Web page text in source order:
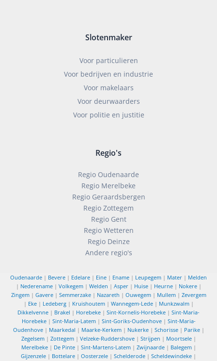
Slotenmaker
Voor particulieren
Voor bedrijven en industrie
Voor makelaars
Voor deurwaarders
Voor politie en justitie
Regio's
Regio Oudenaarde
Regio Merelbeke
Regio Geraardsbergen
Regio Zottegem
Regio Gent
Regio Wetteren
Regio Deinze
Andere regio's
Oudenaarde | Bevere | Edelare | Eine | Ename | Leupegem | Mater | Melden
| Nederename| Volkegem| Welden | Asper| Huise| Heurne| Nokere|
Zingem| Gavere| Semmerzake| Nazareth | Ouwegem| Mullem| Zevergem
| Eke| Ledeberg| Kruishoutem| Wannegem-Lede| Munkzwalm|
Dikkelvenne | Brakel | Horebeke | Sint-Kornelis-Horebeke | Sint-Maria-
Horebeke| Sint-Maria-Latem| Sint-Goriks-Oudenhove| Sint-Maria-
Oudenhove| Maarkedal | Maarke-Kerkem| Nukerke| Schorisse| Parike|
Zegelsem| Zottegem| Velzeke-Ruddershove| Strijpen | Moortsele|
Merelbeke| De Pinte| Sint-Martens-Latem| Zwijnaarde| Balegem|
Gijzenzele | Bottelare | Oosterzele | Schelderode | Scheldewindeke |